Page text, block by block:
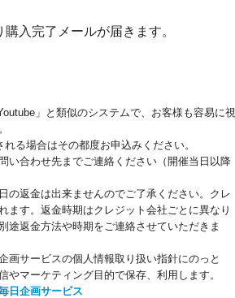
入完了メールが届きます。
」と類似のシステムで、お客様も容易に視
る場合はその都度お申込みください。
い合わせ先までご連絡ください（開催当日以降
の返金は出来ませんのでご了承ください。クレ
ます。返金時期はクレジット会社ごとに異なり
途返金方法や時期をご連絡させていただきま
サービスの個人情報取り扱い指針にのっと
マーケティング目的で保存、利用します。
日企画サービス